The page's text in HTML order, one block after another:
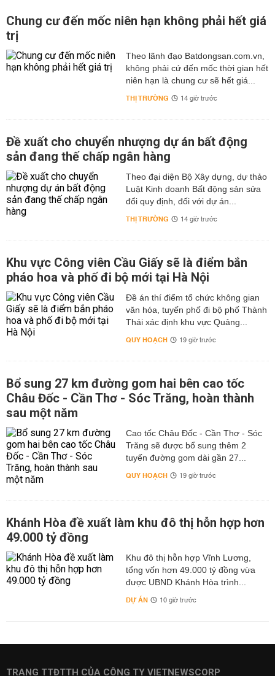
Chung cư đến mốc niên hạn không phải hết giá
trị
Theo lãnh đạo Batdongsan.com.vn,
không phải cứ đến mốc thời gian hết
niên hạn là chung cư sẽ hết giá...
THỊ TRƯỜNG 14 giờ trước
Đề xuất cho chuyển nhượng dự án bất động
sản đang thế chấp ngân hàng
Theo đại diện Bộ Xây dựng, dự thảo
Luật Kinh doanh Bất động sản sửa
đổi quy định, đối với dự án...
THỊ TRƯỜNG 14 giờ trước
Khu vực Công viên Cầu Giấy sẽ là điểm bắn
pháo hoa và phố đi bộ mới tại Hà Nội
Đề án thí điểm tổ chức không gian
văn hóa, tuyến phố đi bộ phố Thành
Thái xác định khu vực Quảng...
QUY HOẠCH 19 giờ trước
Bổ sung 27 km đường gom hai bên cao tốc
Châu Đốc - Cần Thơ - Sóc Trăng, hoàn thành
sau một năm
Cao tốc Châu Đốc - Cần Thơ - Sóc
Trăng sẽ được bổ sung thêm 2
tuyến đường gom dài gần 27...
QUY HOẠCH 19 giờ trước
Khánh Hòa đề xuất làm khu đô thị hỗn hợp hơn
49.000 tỷ đồng
Khu đô thị hỗn hợp Vĩnh Lương,
tổng vốn hơn 49.000 tỷ đồng vừa
được UBND Khánh Hòa trình...
DỰ ÁN 10 giờ trước
TRANG TTĐTTH CỦA CÔNG TY VIETNEWSCORP